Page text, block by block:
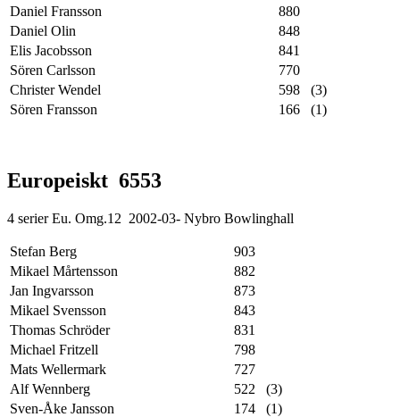
Daniel Fransson
880
Daniel Olin
848
Elis Jacobsson
841
Sören Carlsson
770
Christer Wendel
598 (3)
Sören Fransson
166 (1)
Europeiskt 6553
4 serier Eu. Omg.12 2002-03- Nybro Bowlinghall
Stefan Berg
903
Mikael Mårtensson
882
Jan Ingvarsson
873
Mikael Svensson
843
Thomas Schröder
831
Michael Fritzell
798
Mats Wellermark
727
Alf Wennberg
522 (3)
Sven-Åke Jansson
174 (1)